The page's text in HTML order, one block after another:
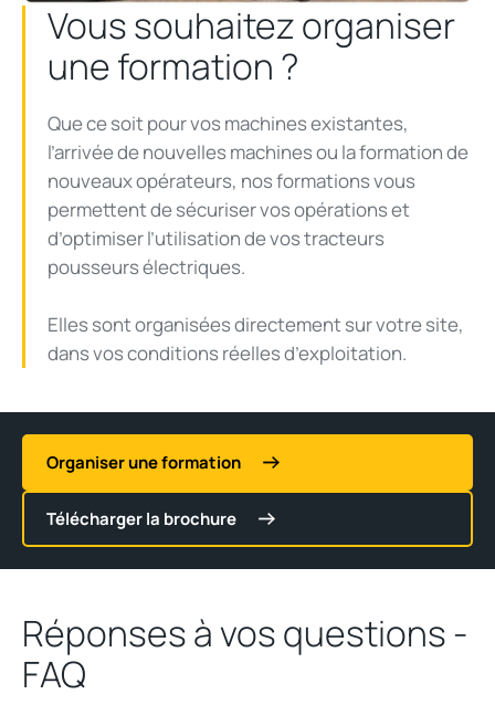
Vous souhaitez organiser
une formation ?
Que ce soit pour vos machines existantes,
l’arrivée de nouvelles machines ou la formation de
nouveaux opérateurs, nos formations vous
permettent de sécuriser vos opérations et
d’optimiser l’utilisation de vos tracteurs
pousseurs électriques.
Elles sont organisées directement sur votre site,
dans vos conditions réelles d’exploitation.
Organiser une formation
Télécharger la brochure
Réponses à vos questions -
FAQ